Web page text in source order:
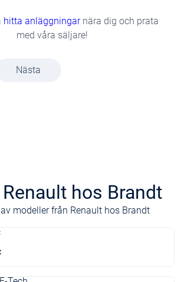
hitta anläggningarnära dig och prata
med våra säljare!
Nästa
hos Brandt
modeller från Renault hos Brandt